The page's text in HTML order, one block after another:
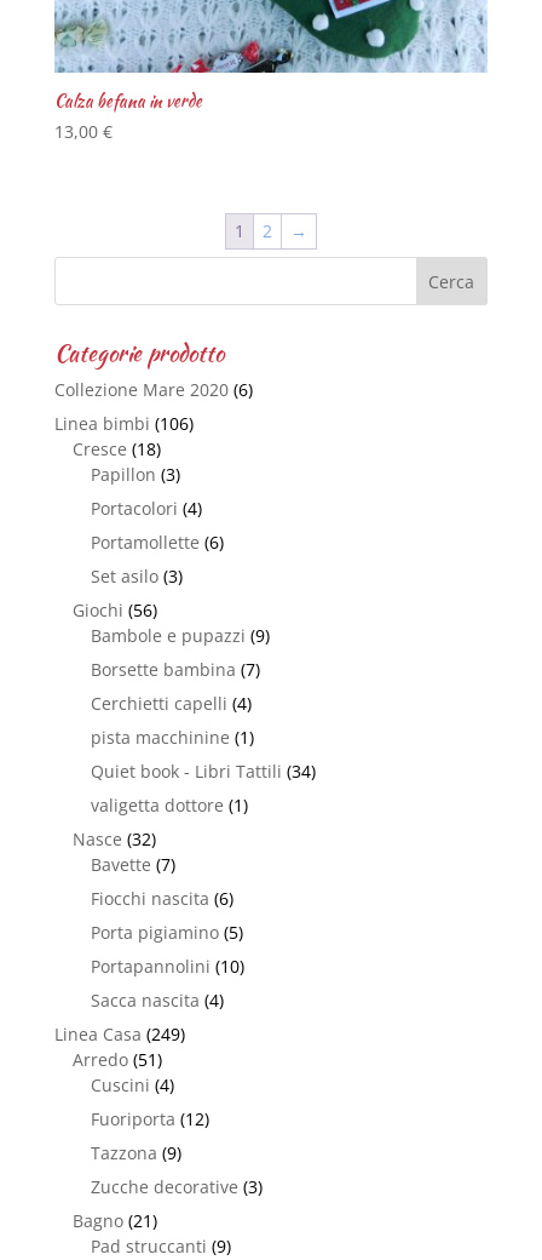
Calza befana in verde
13,00 €
1 2 →
Categorie prodotto
Collezione Mare 2020 (6)
Linea bimbi (106)
Cresce (18)
Papillon (3)
Portacolori (4)
Portamollette (6)
Set asilo (3)
Giochi (56)
Bambole e pupazzi (9)
Borsette bambina (7)
Cerchietti capelli (4)
pista macchinine (1)
Quiet book - Libri Tattili (34)
valigetta dottore (1)
Nasce (32)
Bavette (7)
Fiocchi nascita (6)
Porta pigiamino (5)
Portapannolini (10)
Sacca nascita (4)
Linea Casa (249)
Arredo (51)
Cuscini (4)
Fuoriporta (12)
Tazzona (9)
Zucche decorative (3)
Bagno (21)
Pad struccanti (9)